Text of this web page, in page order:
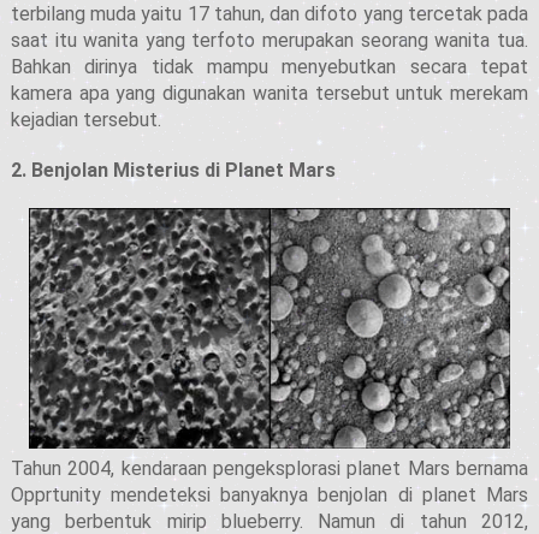
terbilang muda yaitu 17 tahun, dan difoto yang tercetak pada
saat itu wanita yang terfoto merupakan seorang wanita tua.
Bahkan dirinya tidak mampu menyebutkan secara tepat
kamera apa yang digunakan wanita tersebut untuk merekam
kejadian tersebut.
2. Benjolan Misterius di Planet Mars
Tahun 2004, kendaraan pengeksplorasi planet Mars bernama
Opprtunity mendeteksi banyaknya benjolan di planet Mars
yang berbentuk mirip blueberry. Namun di tahun 2012,